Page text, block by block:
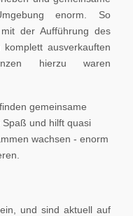
enorm. So
der Aufführung des
ausverkauften
hierzu waren
gemeinsame
und hilft quasi
wachsen - enorm
und sind aktuell auf